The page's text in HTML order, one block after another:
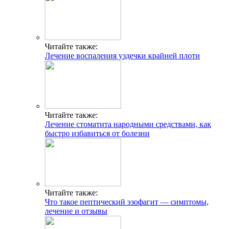
Читайте также:
Лечение воспаления уздечки крайней плоти
Читайте также:
Лечение стоматита народными средствами, как
быстро избавиться от болезни
Читайте также:
Что такое пептический эзофагит — симптомы,
лечение и отзывы